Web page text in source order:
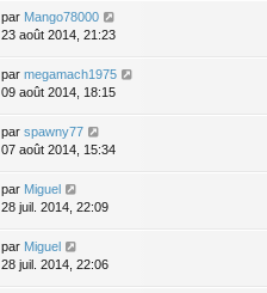
par Mango78000
23 août 2014, 21:23
par megamach1975
09 août 2014, 18:15
par spawny77
07 août 2014, 15:34
par Miguel
28 juil. 2014, 22:09
par Miguel
28 juil. 2014, 22:06